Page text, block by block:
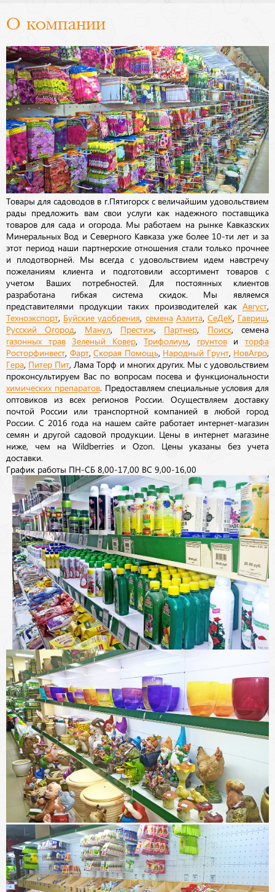
О компании
Товары для садоводов в г.Пятигорск с величайшим удовольствием
рады предложить вам свои услуги как надежного поставщика
товаров для сада и огорода. Мы работаем на рынке Кавказских
Минеральных Вод и Северного Кавказа уже более 10-ти лет и за
этот период наши партнерские отношения стали только прочнее
и плодотворней. Мы всегда с удовольствием идем навстречу
пожеланиям клиента и подготовили ассортимент товаров с
учетом Ваших потребностей. Для постоянных клиентов
разработана гибкая система скидок. Мы являемся
представителями продукции таких производителей как Август
Техноэкспорт Буйские удобрения семена Аэлита, СеДеК Гавриш
Русский Огород Манул, Престиж Партнер Поиск, семена
газонных трав Зеленый Ковер,Трифолиум грунтовиторфа
Росторфинвест Фарт, Скорая Помощь Народный Грунт, НовАгро
Гера Питер Пит , Лама Торф и многих других. Мы с удовольствием
проконсультируем Вас по вопросам посева и функциональности
химических препаратов. Предоставляем специальные условия для
оптовиков из всех регионов России. Осуществляем доставку
почтой России или транспортной компанией в любой город
России. С 2016 года на нашем сайте работает интернет-магазин
семян и другой садовой продукции. Цены в интернет магазине
ниже, чем на Wildberries и Ozon. Цены указаны без учета
доставки.
График работы ПН-СБ 8,00-17,00 ВС 9,00-16,00